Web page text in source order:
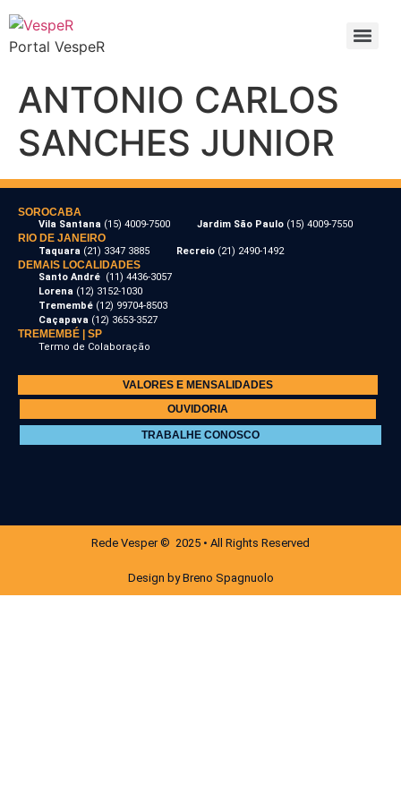
Portal VespeR
ANTONIO CARLOS
SANCHES JUNIOR
SOROCABA
Vila Santana (15) 4009-7500 Jardim São Paulo (15) 4009-7550
RIO DE JANEIRO
Taquara (21) 3347 3885 Recreio (21) 2490-1492
DEMAIS LOCALIDADES
Santo André (11) 4436-3057
Lorena (12) 3152-1030
Tremembé (12) 99704-8503
Caçapava (12) 3653-3527
TREMEMBÉ | SP
Termo de Colaboração
VALORES E MENSALIDADES
OUVIDORIA
TRABALHE CONOSCO
Rede Vesper © 2025 • All Rights Reserved
Design by Breno Spagnuolo